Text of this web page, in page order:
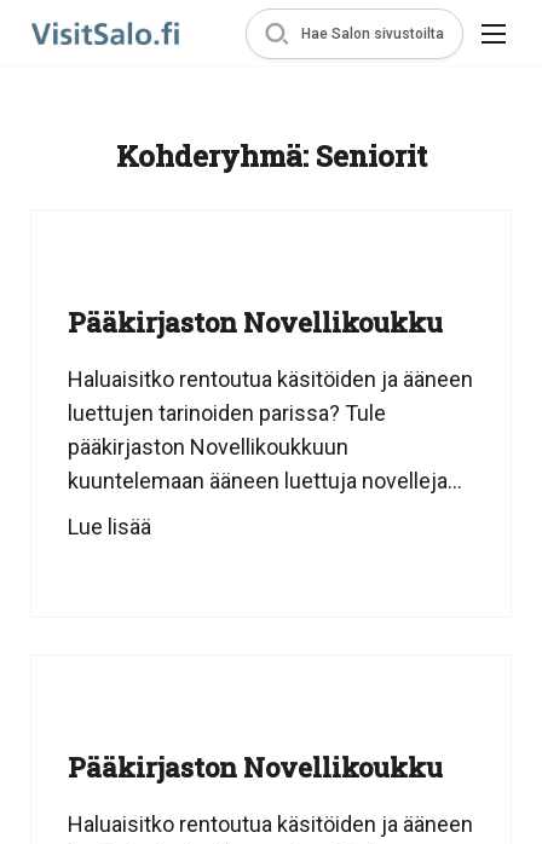
Hae Salon sivustoilta
Kohderyhmä: Seniorit
Pääkirjaston Novellikoukku
Haluaisitko rentoutua käsitöiden ja ääneen
luettujen tarinoiden parissa? Tule
pääkirjaston Novellikoukkuun
kuuntelemaan ääneen luettuja novelleja...
Lue lisää
Pääkirjaston Novellikoukku
Haluaisitko rentoutua käsitöiden ja ääneen